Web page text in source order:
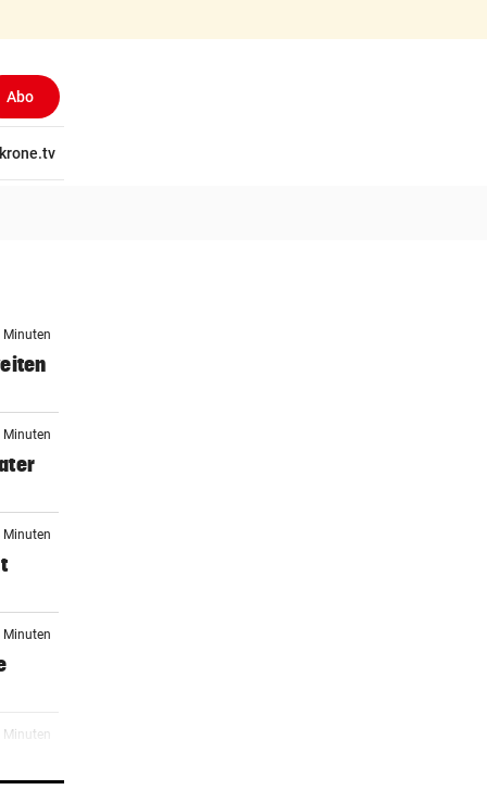
Abo
krone.tv
Minuten
Minuten
Minuten
Minuten
Minuten